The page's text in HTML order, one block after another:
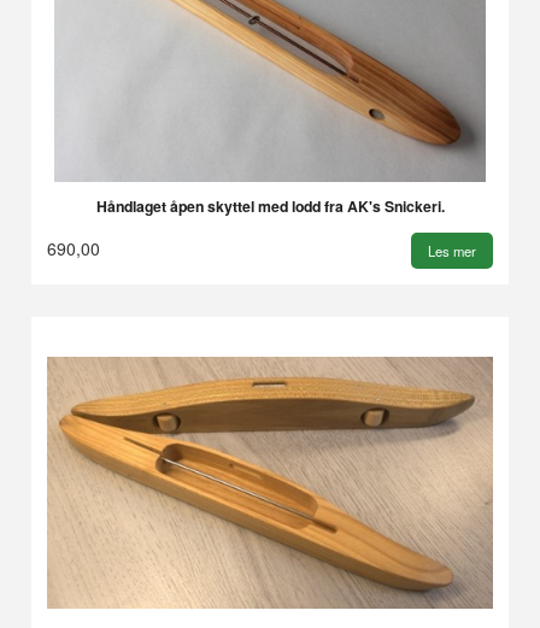
Håndlaget åpen skyttel med lodd fra AK's Snickeri.
690,00 Les mer